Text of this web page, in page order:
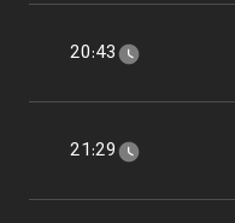
20:43
21:29